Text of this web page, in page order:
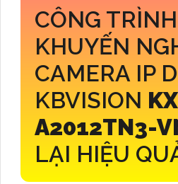
CÔNG
KHUYẾN
CAMERA IP
KBVISION
A2012TN3-
LẠI HIỆU